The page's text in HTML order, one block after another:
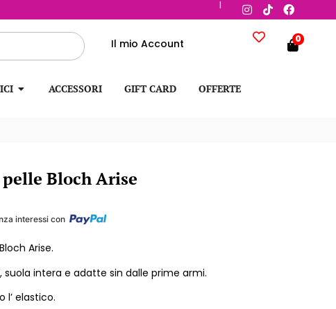
|
Il mio Account 0
ACCESSORI GIFT CARD OFFERTE
Bloch Arise
interessi con
Arise.
suola intera e adatte sin dalle prime armi.
l’ elastico.